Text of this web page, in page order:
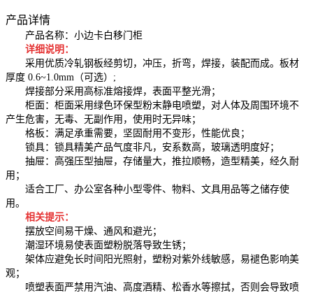
产品详情
产品名称：小边卡白移门柜
详细说明：
采用优质冷轧钢板经剪切，冲压，折弯，焊接，装配而成。板材
厚度 0.6~1.0mm（可选）;
焊接部分采用高标准熔接焊，表面平整光滑；
柜面：柜面采用绿色环保型粉末静电喷塑，对人体及周围环境不
产生危害，无毒、无副作用，使用时无异味；
格板：满足承重需要，坚固耐用不变形，性能优良；
锁具：锁具精美产品气度非凡，安系数高，玻璃透明度好；
抽屉：高强压型抽屉，存储量大，推拉顺畅，造型精美，经久耐
用；
适合工厂、办公室各种小型零件、物料、文具用品等之储存使
用。
相关提示：
摆放空间易干燥、通风和避光；
潮湿环境易使表面塑粉脱落导致生锈；
架体应避免长时间阳光照射，塑粉对紫外线敏感，易褪色影响美
观；
喷塑表面严禁用汽油、高度酒精、松香水等擦拭，否则会导致喷